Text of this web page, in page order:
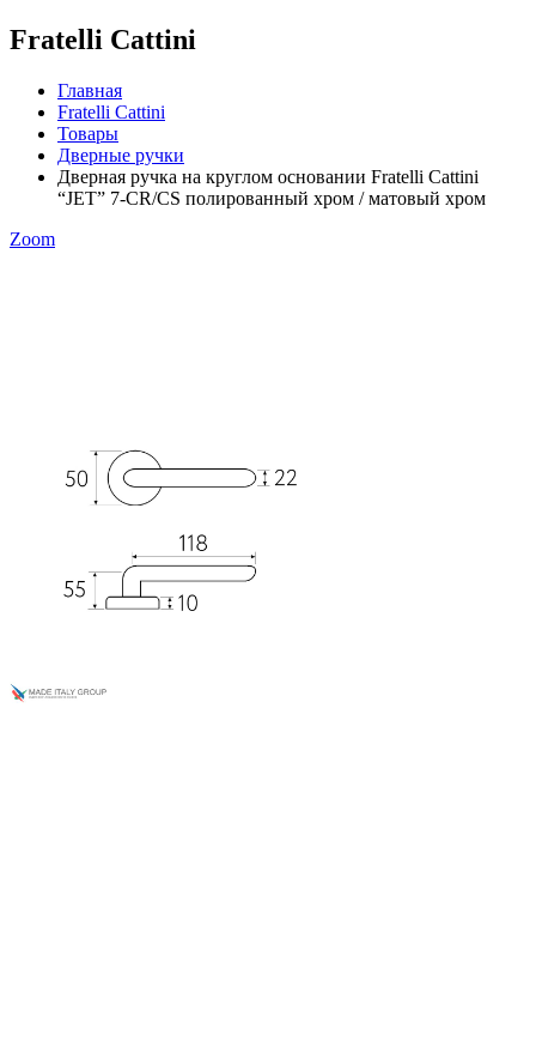
Fratelli Cattini
Главная
Fratelli Cattini
Товары
Дверные ручки
Дверная ручка на круглом основании Fratelli Cattini
“JET” 7-CR/CS полированный хром / матовый хром
Zoom